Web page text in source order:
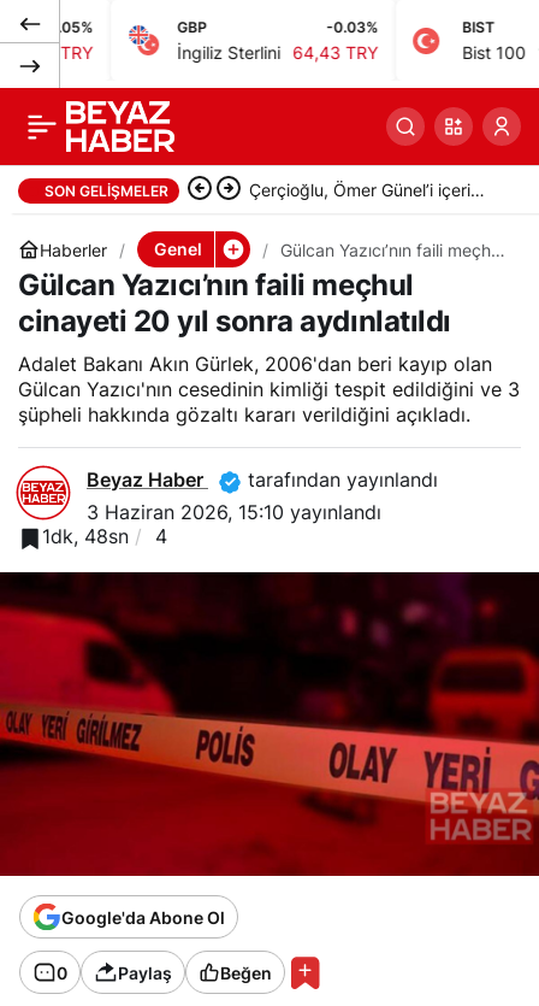
GBP
İngiliz Sterlini 64,43 TRY
BIST
Bist 100
SON GELIŞMELER Çerçioğlu, Ömer Günel’i içeri
Haberler Genel
Gülcan Yazıcı’nın faili meçhul
cinayeti 20 yıl sonra
aydınlatıldı
Gülcan Yazıcı’nın faili meçhul
cinayeti 20 yıl sonra aydınlatıldı
Adalet Bakanı Akın Gürlek, 2006'dan beri kayıp olan
Gülcan Yazıcı'nın cesedinin kimliği tespit edildiğini ve 3
şüpheli hakkında gözaltı kararı verildiğini açıkladı.
Beyaz Haber
tarafından yayınlandı
3 Haziran 2026, 15:10 yayınlandı
1dk, 48sn
4
Google'da Abone Ol
0 Paylaş Beğen
Bakan Gürlek:
Kimsesizler
mezarlığında bulunan
ceset Gülcan Yazıcı’ya
ait
Paylaş